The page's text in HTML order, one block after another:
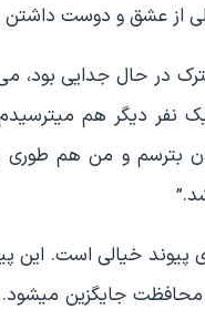
از عشق و دوست داشتن
حال جدایی بود، می
نفر دیگر هم
بترسم و من هم طوری
خیالی است. این
محافظت جایگزین